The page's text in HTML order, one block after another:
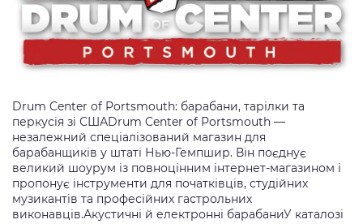
Drum Center of Portsmouth: барабани, тарілки та
перкусія зі СШАDrum Center of Portsmouth —
незалежний спеціалізований магазин для
барабанщиків у штаті Нью-Гемпшир. Він поєднує
великий шоурум із повноцінним інтернет-магазином і
пропонує інструменти для початківців, студійних
музикантів та професійних гастрольних
виконавців.Акустичні й електронні барабаниУ каталозі